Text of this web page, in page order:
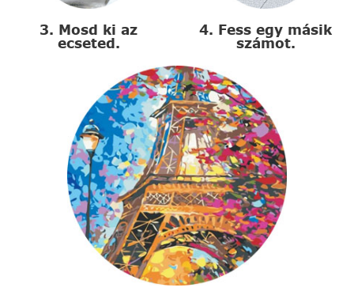
3. Mosd ki az
ecseted.
4. Fess egy másik
számot.